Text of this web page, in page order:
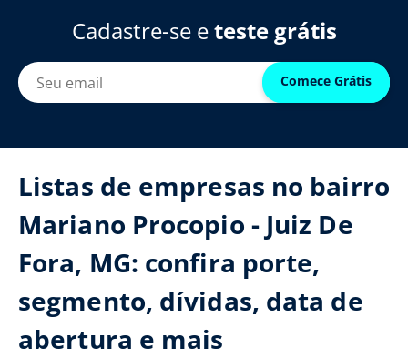
Cadastre-se eteste grátis
Comece Grátis
Listas de empresas no bairro
Mariano Procopio - Juiz De
Fora, MG: confira porte,
segmento, dívidas, data de
abertura e mais